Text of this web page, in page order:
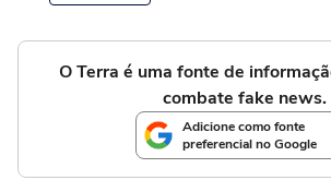
O Terra é uma fonte de
combate fake news.
Adicione como fonte
preferencial no Google